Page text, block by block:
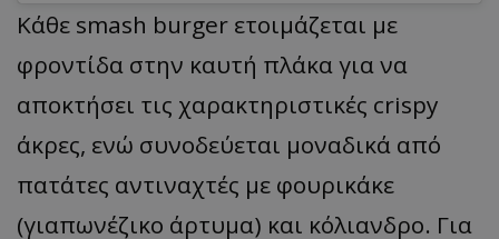
​Κάθε smash burger ετοιμάζεται με
φροντίδα στην καυτή πλάκα για να
αποκτήσει τις χαρακτηριστικές crispy
άκρες, ενώ συνοδεύεται μοναδικά από
πατάτες αντιναχτές με φουρικάκε
(γιαπωνέζικο άρτυμα) και κόλιανδρο. Για